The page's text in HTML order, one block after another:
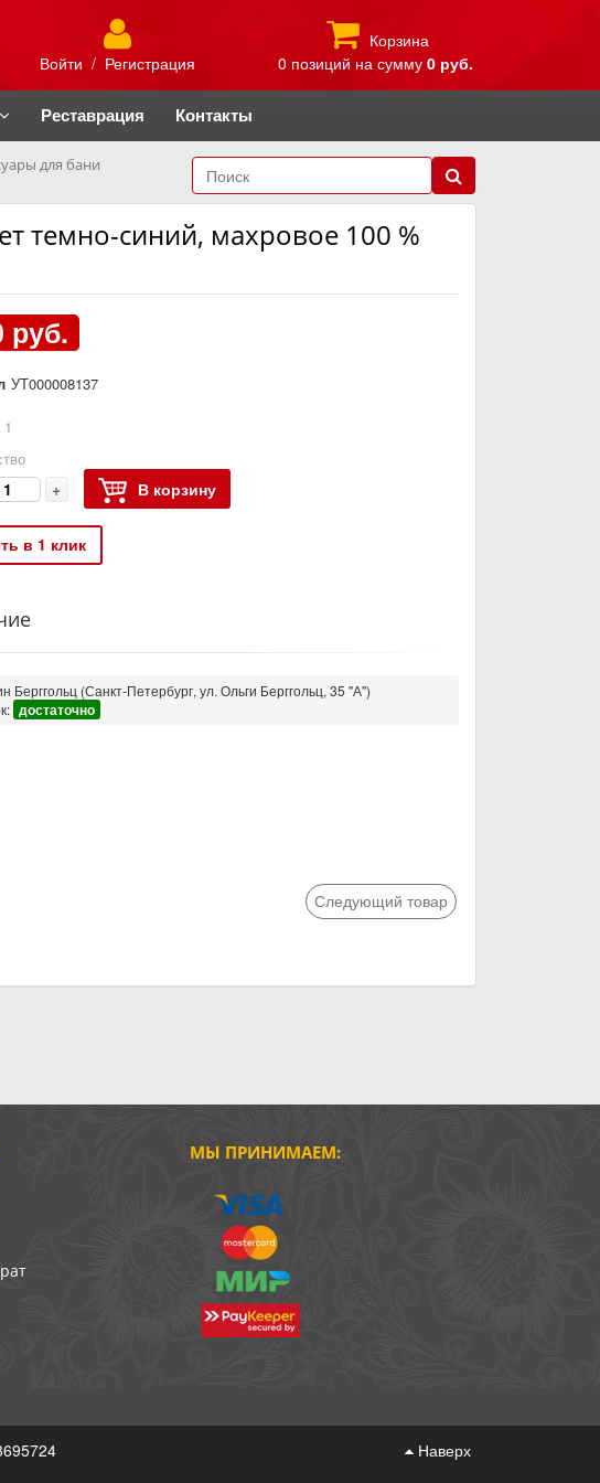
Войти / Регистрация
Корзина
0 позиций на сумму 0 руб.
Реставрация Контакты
для бани
темно-синий, махровое 100 %
руб.
УТ000008137
+ В корзину
в 1 клик
Берггольц (Санкт-Петербург, ул. Ольги Берггольц, 35 "А")
достаточно
Следующий товар
МЫ ПРИНИМАЕМ:
Наверх